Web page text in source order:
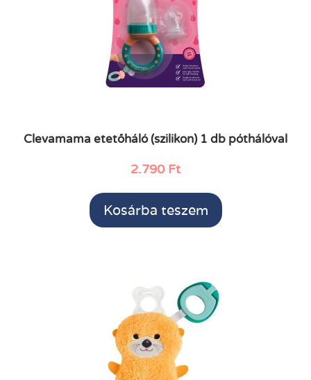
Clevamama etetőháló (szilikon) 1 db póthálóval
2.790 Ft
Kosárba teszem